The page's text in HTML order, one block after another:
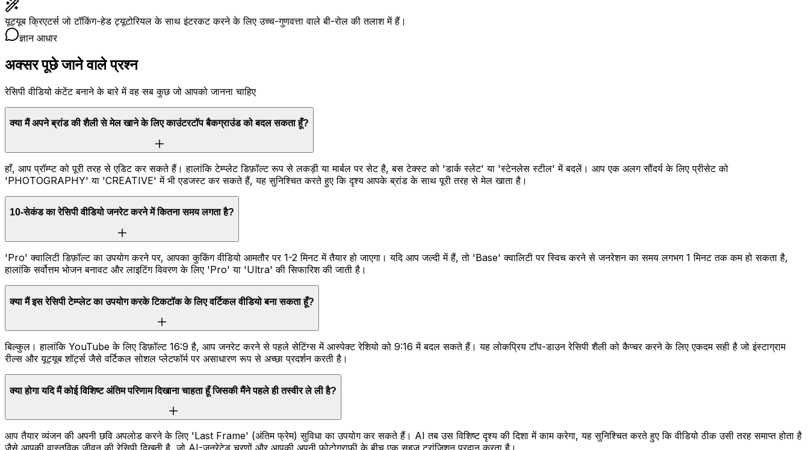
यूट्यूब क्रिएटर्स जो टॉकिंग-हेड ट्यूटोरियल के साथ इंटरकट करने के लिए उच्च-गुणवत्ता वाले बी-रोल की तलाश में हैं।
ज्ञान आधार
अक्सर पूछे जाने वाले प्रश्न
रेसिपी वीडियो कंटेंट बनाने के बारे में वह सब कुछ जो आपको जानना चाहिए
क्या मैं अपने ब्रांड की शैली से मेल खाने के लिए काउंटरटॉप बैकग्राउंड को बदल सकता हूँ?
हाँ, आप प्रॉम्प्ट को पूरी तरह से एडिट कर सकते हैं। हालांकि टेम्प्लेट डिफ़ॉल्ट रूप से लकड़ी या मार्बल पर सेट है, बस टेक्स्ट को 'डार्क स्लेट' या 'स्टेनलेस स्टील' में बदलें। आप एक अलग सौंदर्य के लिए प्रीसेट को
'PHOTOGRAPHY' या 'CREATIVE' में भी एडजस्ट कर सकते हैं, यह सुनिश्चित करते हुए कि दृश्य आपके ब्रांड के साथ पूरी तरह से मेल खाता है।
10-सेकंड का रेसिपी वीडियो जनरेट करने में कितना समय लगता है?
'Pro' क्वालिटी डिफ़ॉल्ट का उपयोग करने पर, आपका कुकिंग वीडियो आमतौर पर 1-2 मिनट में तैयार हो जाएगा। यदि आप जल्दी में हैं, तो 'Base' क्वालिटी पर स्विच करने से जनरेशन का समय लगभग 1 मिनट तक कम हो सकता है,
हालांकि सर्वोत्तम भोजन बनावट और लाइटिंग विवरण के लिए 'Pro' या 'Ultra' की सिफारिश की जाती है।
क्या मैं इस रेसिपी टेम्प्लेट का उपयोग करके टिकटॉक के लिए वर्टिकल वीडियो बना सकता हूँ?
बिल्कुल। हालांकि YouTube के लिए डिफ़ॉल्ट 16:9 है, आप जनरेट करने से पहले सेटिंग्स में आस्पेक्ट रेशियो को 9:16 में बदल सकते हैं। यह लोकप्रिय टॉप-डाउन रेसिपी शैली को कैप्चर करने के लिए एकदम सही है जो इंस्टाग्राम
रील्स और यूट्यूब शॉर्ट्स जैसे वर्टिकल सोशल प्लेटफॉर्म पर असाधारण रूप से अच्छा प्रदर्शन करती है।
क्या होगा यदि मैं कोई विशिष्ट अंतिम परिणाम दिखाना चाहता हूँ जिसकी मैंने पहले ही तस्वीर ले ली है?
आप तैयार व्यंजन की अपनी छवि अपलोड करने के लिए 'Last Frame' (अंतिम फ्रेम) सुविधा का उपयोग कर सकते हैं। AI तब उस विशिष्ट दृश्य की दिशा में काम करेगा, यह सुनिश्चित करते हुए कि वीडियो ठीक उसी तरह समाप्त होता है